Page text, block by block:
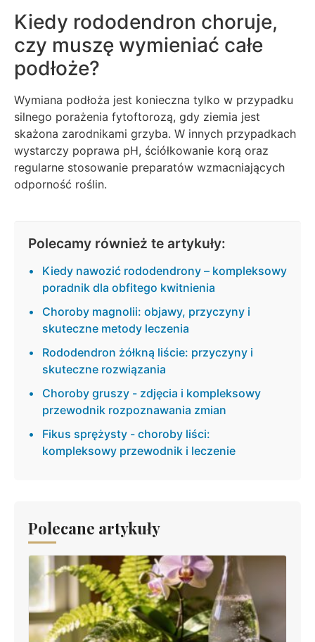
Kiedy rododendron choruje,
czy muszę wymieniać całe
podłoże?
Wymiana podłoża jest konieczna tylko w przypadku
silnego porażenia fytoftorozą, gdy ziemia jest
skażona zarodnikami grzyba. W innych przypadkach
wystarczy poprawa pH, ściółkowanie korą oraz
regularne stosowanie preparatów wzmacniających
odporność roślin.
Polecamy również te artykuły:
Kiedy nawozić rododendrony – kompleksowy
poradnik dla obfitego kwitnienia
Choroby magnolii: objawy, przyczyny i
skuteczne metody leczenia
Rododendron żółkną liście: przyczyny i
skuteczne rozwiązania
Choroby gruszy - zdjęcia i kompleksowy
przewodnik rozpoznawania zmian
Fikus sprężysty - choroby liści:
kompleksowy przewodnik i leczenie
Polecane artykuły